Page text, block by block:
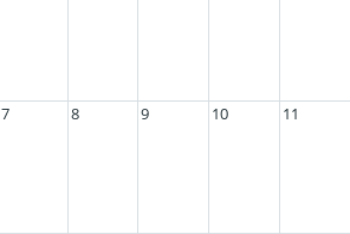
7 8 9 10 11